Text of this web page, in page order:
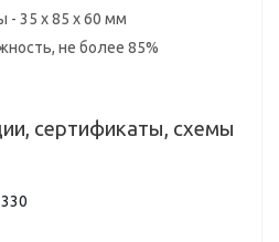
- 35 х 85 х 60 мм
не более 85%
сертификаты, схемы